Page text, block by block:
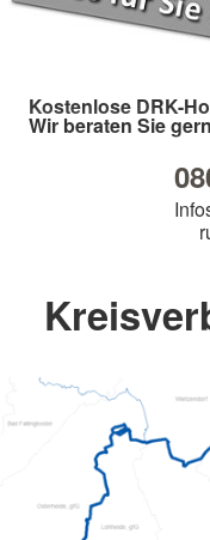
Kostenlose DRK-
Wir beraten Sie